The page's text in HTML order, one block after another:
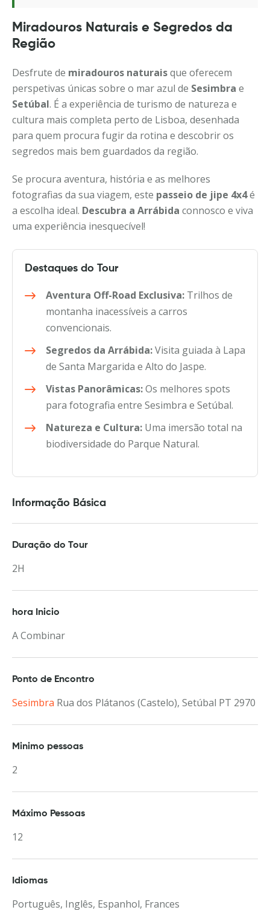
Miradouros Naturais e Segredos da
Região
Desfrute de miradouros naturaisque oferecem
perspetivas únicas sobre o mar azul de Sesimbra e
Setúbal. É a experiência de turismo de natureza e
cultura mais completa perto de Lisboa, desenhada
para quem procura fugir da rotina e descobrir os
segredos mais bem guardados da região.
Se procura aventura, história e as melhores
fotografias da sua viagem, este passeio de jipe 4x4é
a escolha ideal. Descubra a Arrábida connosco e viva
uma experiência inesquecível!
Destaques do Tour
Aventura Off-Road Exclusiva: Trilhos de
montanha inacessíveis a carros
convencionais.
Segredos da Arrábida:Visita guiada à Lapa
de Santa Margarida e Alto do Jaspe.
Vistas Panorâmicas:Os melhores spots
para fotografia entre Sesimbra e Setúbal.
Natureza e Cultura: Uma imersão total na
biodiversidade do Parque Natural.
Informação Básica
Duração do Tour
2H
hora Inicio
A Combinar
Ponto de Encontro
Sesimbra Rua dos Plátanos (Castelo), Setúbal PT 2970
Minimo pessoas
2
Máximo Pessoas
12
Idiomas
Português, Inglês, Espanhol, Frances